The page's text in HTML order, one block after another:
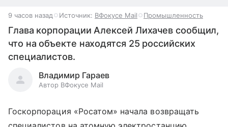
9 часов назад Источник: ВФокусе Mail Промышленность
Глава корпорации Алексей Лихачев сообщил,
что на объекте находятся 25 российских
специалистов.
Владимир Гараев
Автор ВФокусе Mail
Госкорпорация «Росатом» начала возвращать